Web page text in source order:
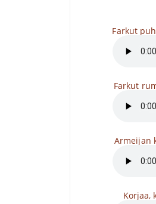
Farkut
Farkut
Armeijan
Korjaa,